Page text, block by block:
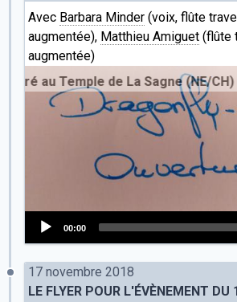
Avec Barbara Minder (voix, flûte
augmentée), Matthieu Amiguet (flûte
augmentée)
Player
00:00
au Temple de La Sagne (NE/CH)
17 novembre 2018
LE FLYER POUR L'ÉVÈNEMENT DU